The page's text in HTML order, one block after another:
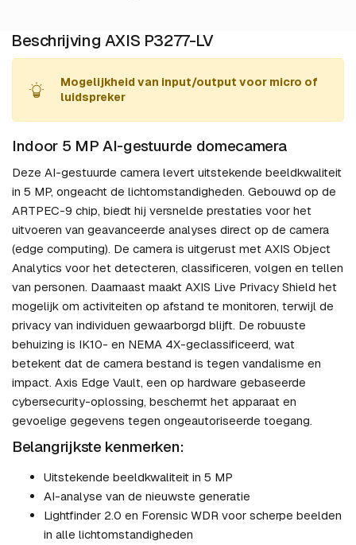
Beschrijving AXIS P3277-LV
Mogelijkheid van input/output voor micro of
luidspreker
Indoor 5 MP AI-gestuurde domecamera
Deze AI-gestuurde camera levert uitstekende beeldkwaliteit
in 5 MP, ongeacht de lichtomstandigheden. Gebouwd op de
ARTPEC-9 chip, biedt hij versnelde prestaties voor het
uitvoeren van geavanceerde analyses direct op de camera
(edge computing). De camera is uitgerust met AXIS Object
Analytics voor het detecteren, classificeren, volgen en tellen
van personen. Daarnaast maakt AXIS Live Privacy Shield het
mogelijk om activiteiten op afstand te monitoren, terwijl de
privacy van individuen gewaarborgd blijft. De robuuste
behuizing is IK10- en NEMA 4X-geclassificeerd, wat
betekent dat de camera bestand is tegen vandalisme en
impact. Axis Edge Vault, een op hardware gebaseerde
cybersecurity-oplossing, beschermt het apparaat en
gevoelige gegevens tegen ongeautoriseerde toegang.
Belangrijkste kenmerken:
Uitstekende beeldkwaliteit in 5 MP
AI-analyse van de nieuwste generatie
Lightfinder 2.0 en Forensic WDR voor scherpe beelden
in alle lichtomstandigheden